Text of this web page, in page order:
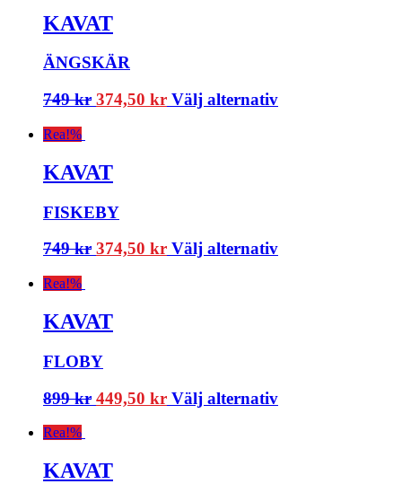
KAVAT
ÄNGSKÄR
749kr 374,50 kr Välj alternativ
Rea!%
KAVAT
FISKEBY
749kr 374,50 kr Välj alternativ
Rea!%
KAVAT
FLOBY
899kr 449,50 kr Välj alternativ
Rea!%
KAVAT